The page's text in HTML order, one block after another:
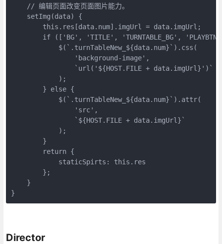
    // 编辑页面改变页面图片能力。
    setImg(data) {
        this.res[data.num].imgUrl = data.imgUrl;
if (['BG', 'TITLE', 'TURNTABLE_BG',
            $(`.turnTableNew_${data.num}`).css(
                'background-image',
                `url('${HOST.FILE + data.imgUrl}')`
            );
        } else {
            $(`.turnTableNew_${data.num}`).attr(
                'src',
                `${HOST.FILE + data.imgUrl}`
            );
        }
        return {
            staticSpirts: this.res
        };
    }
}
Director